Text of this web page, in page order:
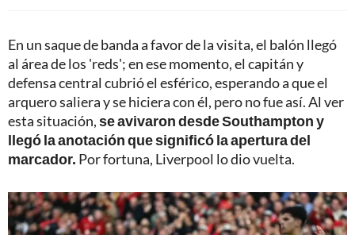
En un saque de banda a favor de la visita, el balón llegó
al área de los 'reds'; en ese momento, el capitán y
defensa central cubrió el esférico, esperando a que el
arquero saliera y se hiciera con él, pero no fue así. Al ver
esta situación,se avivaron desde Southampton y
llegó la anotación que significó la apertura del
marcador. Por fortuna, Liverpool lo dio vuelta.